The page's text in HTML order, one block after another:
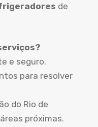
de
e seguro.
para resolver
do Rio de
próximas.